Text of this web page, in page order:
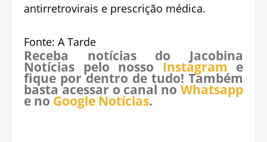
antirretrovirais e prescrição médica.
Fonte: A Tarde
Receba notícias do Jacobina
Notícias pelo nosso Instagram e
fique por dentro de tudo! Também
basta acessar o canal no Whatsapp
e no Google Notícias.